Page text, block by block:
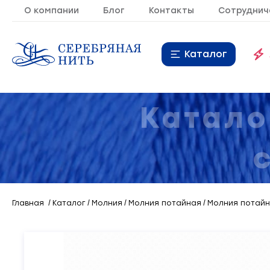
О компании Блог Контакты
Каталог
Молния 9
Резинка 10
Кант
Лента 20
Главная Каталог Молния Молния потайная Молния